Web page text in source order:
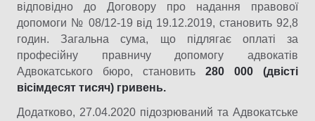
відповідно до Договору про надання правової
допомоги № 08/12-19 від 19.12.2019, становить 92,8
годин. Загальна сума, що підлягає оплаті за
професійну правничу допомогу адвокатів
Адвокатського бюро, становить 280 000 (двісті
вісімдесят тисяч) гривень.
Додатково, 27.04.2020 підозрюваний та Адвокатське